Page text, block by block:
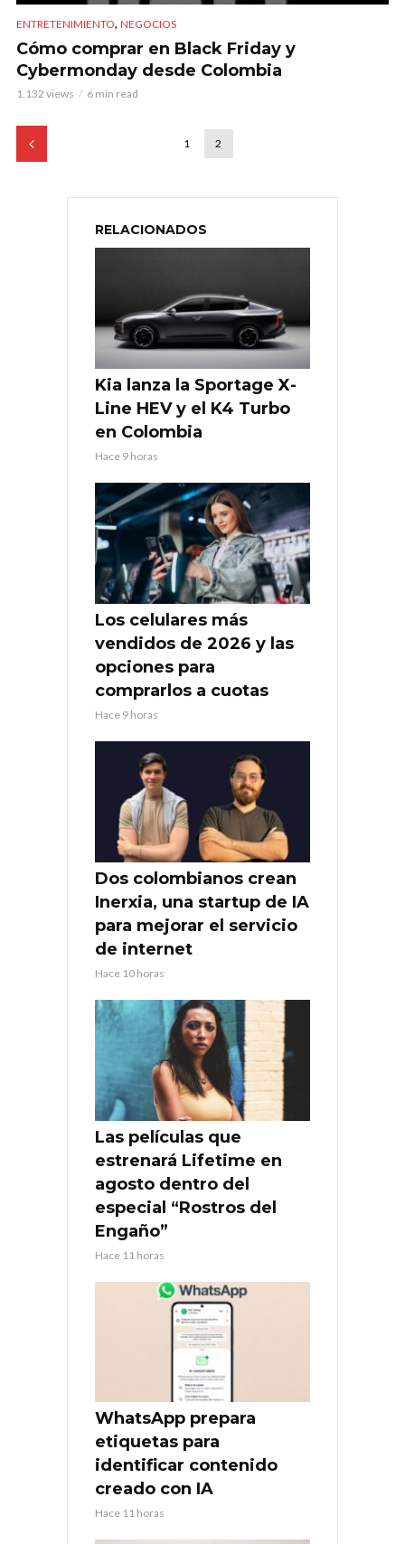
ENTRETENIMIENTO, NEGOCIOS
Cómo comprar en Black Friday y
Cybermonday desde Colombia
1.132 views 6 min read
1 2
RELACIONADOS
Kia lanza la Sportage X-
Line HEV y el K4 Turbo
en Colombia
Hace 9 horas
Los celulares más
vendidos de 2026 y las
opciones para
comprarlos a cuotas
Hace 9 horas
Dos colombianos crean
Inerxia, una startup de IA
para mejorar el servicio
de internet
Hace 10 horas
Las películas que
estrenará Lifetime en
agosto dentro del
especial “Rostros del
Engaño”
Hace 11 horas
WhatsApp prepara
etiquetas para
identificar contenido
creado con IA
Hace 11 horas